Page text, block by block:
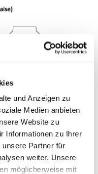
und Anzeigen zu
Medien anbieten
Website zu
Informationen zu Ihrer
unsere Partner für
weiter. Unsere
möglicherweise mit